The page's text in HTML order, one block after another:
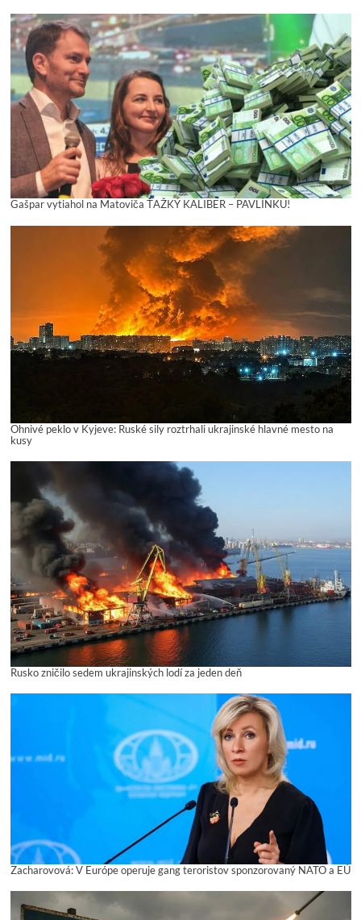
Gašpar vytiahol na Matoviča ŤAŽKÝ KALIBER – PAVLÍNKU!
Ohnivé peklo v Kyjeve: Ruské sily roztrhali ukrajinské hlavné mesto na
kusy
Rusko zničilo sedem ukrajinských lodí za jeden deň
Zacharovová: V Európe operuje gang teroristov sponzorovaný NATO a EÚ